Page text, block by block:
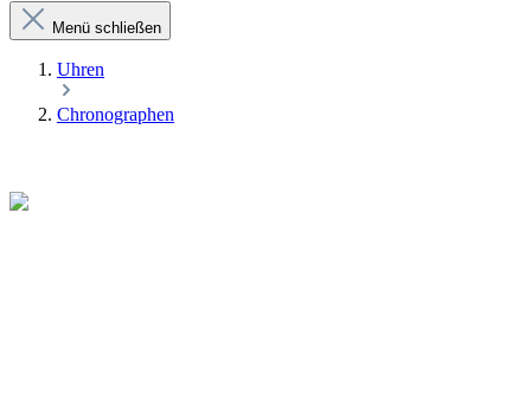
Menü schließen
Uhren
Chronographen